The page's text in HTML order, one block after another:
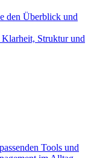
den Überblick und
Struktur und
Tools und